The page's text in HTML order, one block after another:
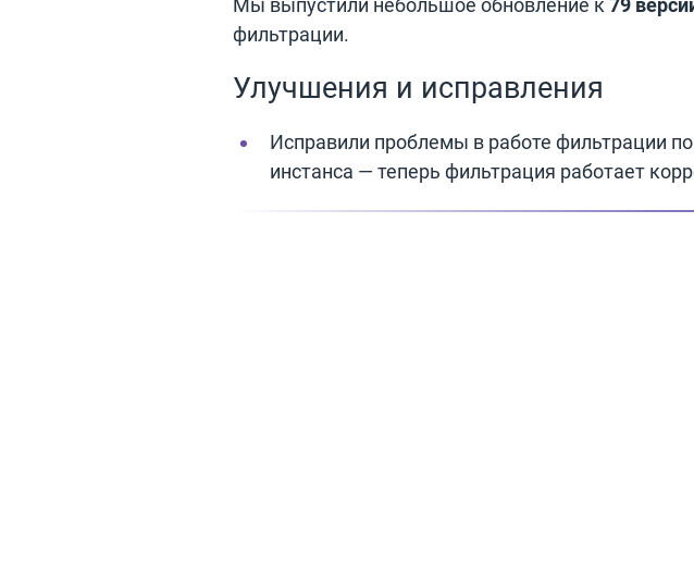
фильтрации.
Улучшения и исправления
Исправили проблемы в работе фильтрации
инстанса — теперь фильтрация работает